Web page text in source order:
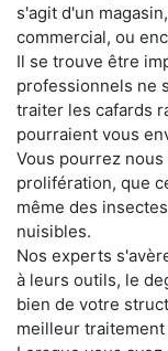
s'agit d'un
commercial, ou
Il se trouve être
professionnels ne
traiter les cafards
pourraient vous
Vous pourrez
prolifération, que
même des
nuisibles.
Nos experts
à leurs outils, le
bien de votre
meilleur traitement